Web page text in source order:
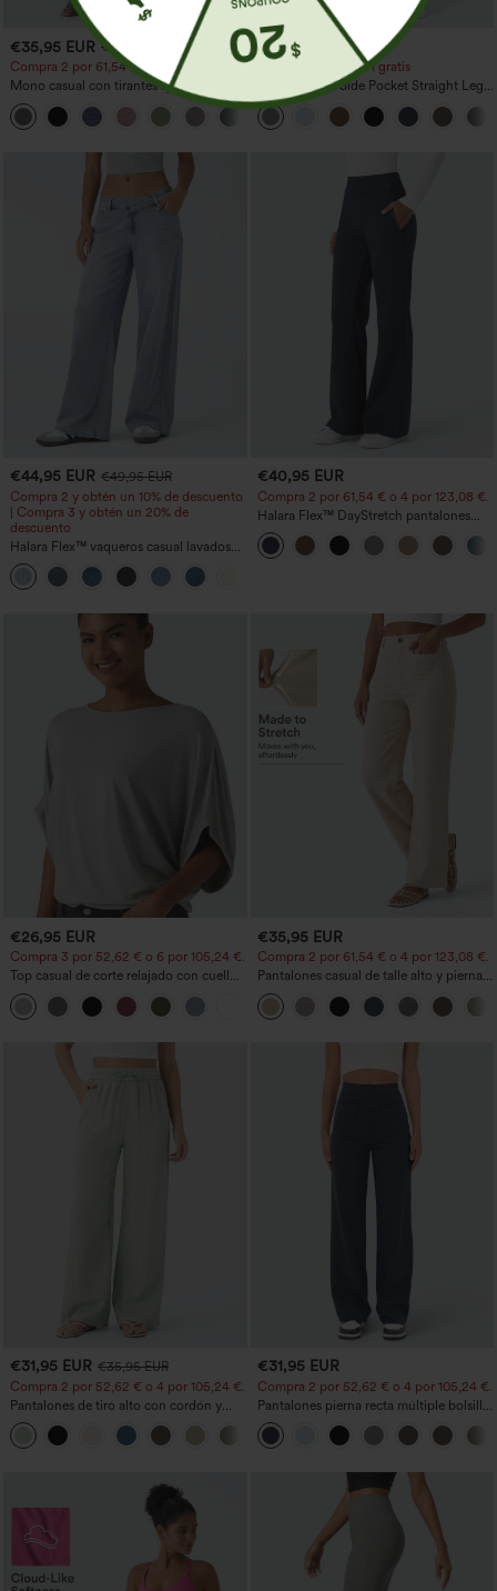
€35,95 EUR €40,95 EUR
Compra 2 por 61,54 € o 4 por 123,08 €.
Mono casual con tirantes ajustables,
fruncidos, pierna ancha, tejido jaspeado
y bolsillos - Easy Peezy
+10
€35,95 EUR
Compra 2 y llévate 1 gratis
High Waisted Side Pocket Straight Leg
Work Pants
€44,95 EUR €49,95 EUR
Compra 2 y obtén un 10% de descuento
| Compra 3 y obtén un 20% de
descuento
Halara Flex™ vaqueros casual lavados
asimétricos de tiro bajo con bolsillos
con cremallera, corte baggy y pierna
ancha
€40,95 EUR
Compra 2 por 61,54 € o 4 por 123,08 €.
Halara Flex™ DayStretch pantalones
acampanados de trabajo de tiro medio
con bolsillo lateral con cremallera
€26,95 EUR
Compra 3 por 52,62 € o 6 por 105,24 €.
Top casual de corte relajado con cuello
redondo y mangas murciélago.
+1
€35,95 EUR
Compra 2 por 61,54 € o 4 por 123,08 €.
Pantalones casual de talle alto y pierna
recta con tacto de lino y bolsillos
€31,95 EUR €35,95 EUR
Compra 2 por 52,62 € o 4 por 105,24 €.
Pantalones de tiro alto con cordón y
bolsillos, pernera ancha, holgados y de
estilo casual con tacto de lino.
+15
€31,95 EUR
Compra 2 por 52,62 € o 4 por 105,24 €.
Pantalones pierna recta múltiple bolsillo
botón tiro alto